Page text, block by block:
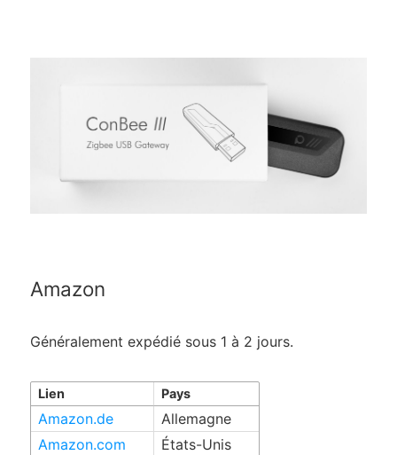
Amazon
Généralement expédié sous 1 à 2 jours.
Lien Pays
Amazon.de
Allemagne
Amazon.com
États-Unis